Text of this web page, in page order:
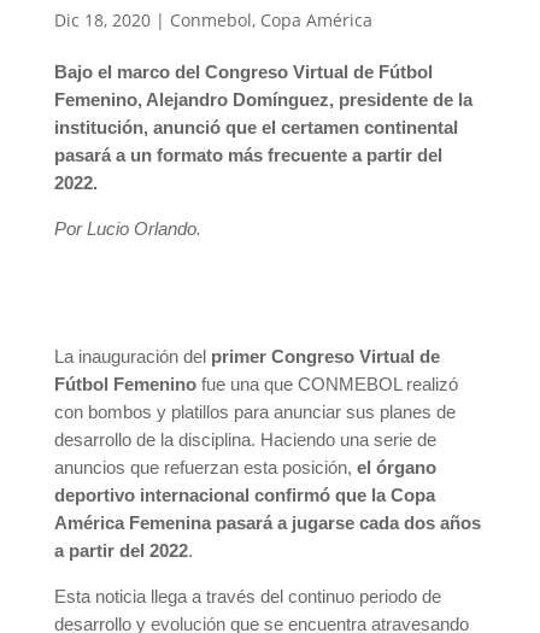
Dic 18, 2020| Conmebol, Copa América
Bajo el marco del Congreso Virtual de Fútbol
Femenino, Alejandro Domínguez, presidente de la
institución, anunció que el certamen continental
pasará a un formato más frecuente a partir del
2022.
Por Lucio Orlando.
La inauguración del primer Congreso Virtual de
Fútbol Femeninofue una que CONMEBOL realizó
con bombos y platillos para anunciar sus planes de
desarrollo de la disciplina. Haciendo una serie de
anuncios que refuerzan esta posición, el órgano
deportivo internacional confirmó que la Copa
América Femenina pasará a jugarse cada dos años
a partir del 2022.
Esta noticia llega a través del continuo periodo de
desarrollo y evolución que se encuentra atravesando